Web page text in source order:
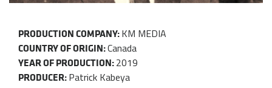
PRODUCTION COMPANY:KM MEDIA
COUNTRY OF ORIGIN:Canada
YEAR OF PRODUCTION:2019
PRODUCER:Patrick Kabeya